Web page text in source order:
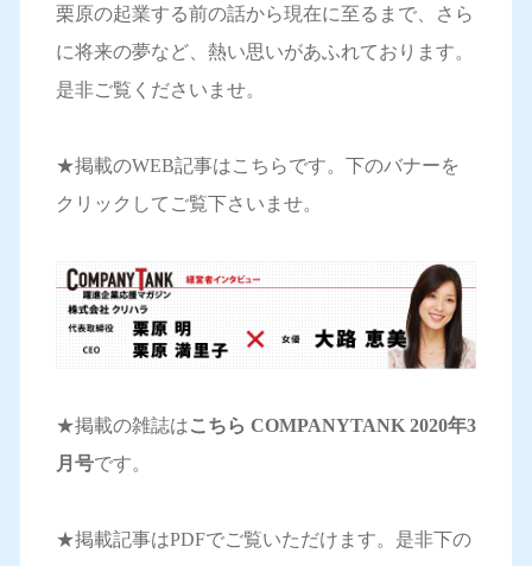
栗原の起業する前の話から現在に至るまで、さら
に将来の夢など、熱い思いがあふれております。
是非ご覧くださいませ。
★掲載のWEB記事はこちらです。下のバナーを
クリックしてご覧下さいませ。
★掲載の雑誌はこちら COMPANYTANK 2020年3
月号です。
★掲載記事はPDFでご覧いただけます。是非下の